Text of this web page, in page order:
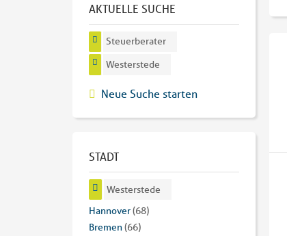
AKTUELLE SUCHE
Steuerberater
Westerstede
Neue Suche starten
STADT
Westerstede
Hannover(68)
Bremen(66)